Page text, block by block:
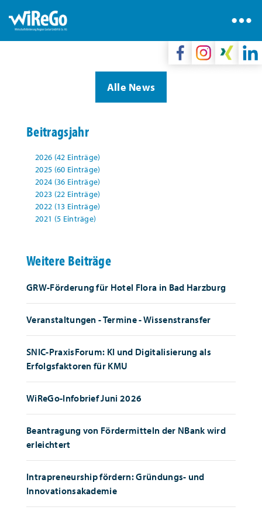
Alle News
Beitragsjahr
2026 (42 Einträge)
2025 (60 Einträge)
2024 (36 Einträge)
2023 (22 Einträge)
2022 (13 Einträge)
2021 (5 Einträge)
Weitere Beiträge
GRW-Förderung für Hotel Flora in Bad Harzburg
Veranstaltungen - Termine - Wissenstransfer
SNIC-PraxisForum: KI und Digitalisierung als
Erfolgsfaktoren für KMU
WiReGo-Infobrief Juni 2026
Beantragung von Fördermitteln der NBank wird
erleichtert
Intrapreneurship fördern: Gründungs- und
Innovationsakademie